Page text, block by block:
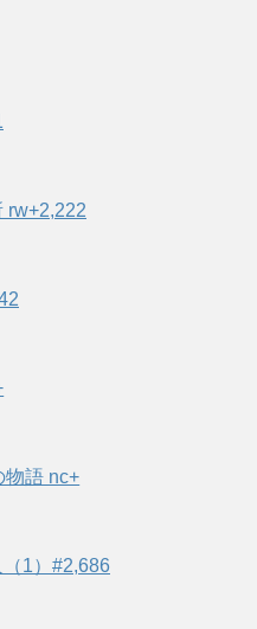
rw+2,222
物語 nc+
1）#2,686